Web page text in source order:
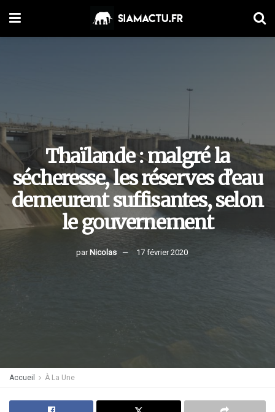
Thaïlande : malgré la
sécheresse, les réserves d’eau
demeurent suffisantes, selon
le gouvernement
par Nicolas 17 février 2020
Accueil À La Une